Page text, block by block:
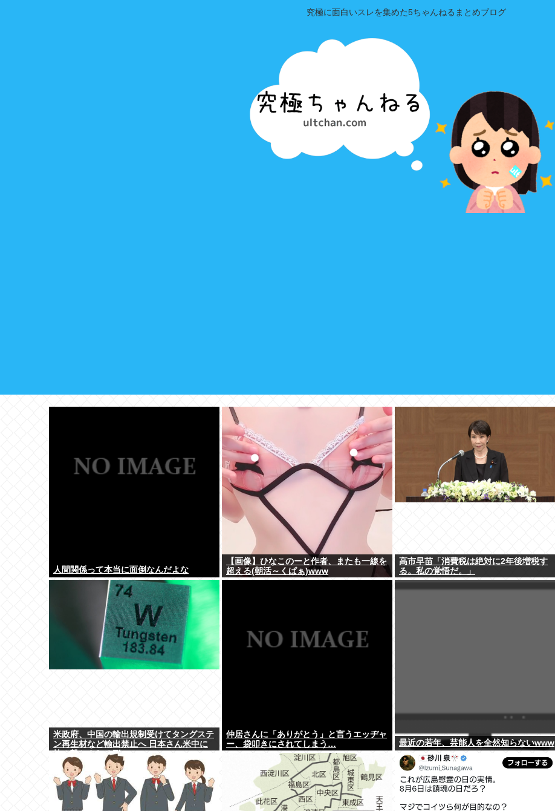
究極に面白いスレを集めた5ちゃんねるまとめブログ
人間関係って本当に面倒なんだよな
【画像】ひなこのーと作者、またも一線を
超える(朝活～くぱぁ)www
高市早苗「消費税は絶対に2年後増税す
る。私の覚悟だ。」
米政府、中国の輸出規制受けてタングステ
ン再生材など輸出禁止へ 日本さん米中に
挟み撃ちされる形に
仲居さんに「ありがとう」と言うエッヂャ
ー、袋叩きにされてしまう…
最近の若年、芸能人を全然知らないwww